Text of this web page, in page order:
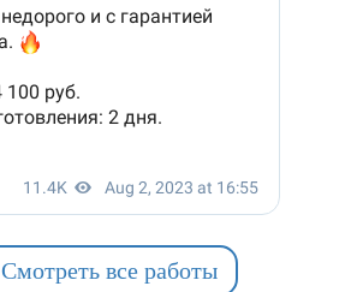
Смотреть все работы